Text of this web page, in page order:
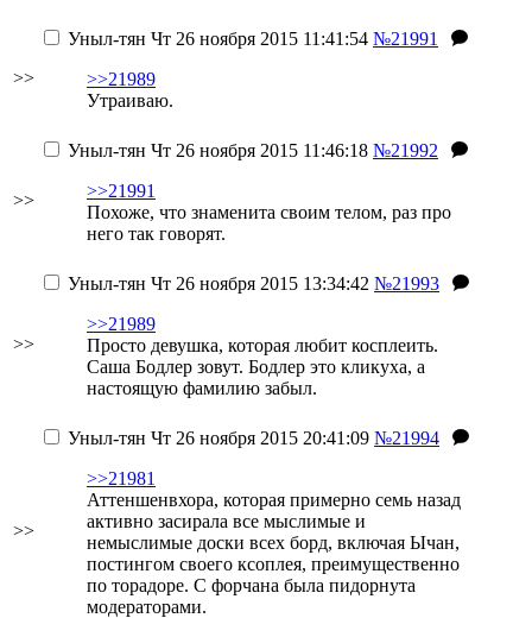
>>
Уныл-тян Чт 26 ноября 2015 11:41:54 №21991
>>21989
Утраиваю.
>>
Уныл-тян Чт 26 ноября 2015 11:46:18 №21992
>>21991
Похоже, что знаменита своим телом, раз про
него так говорят.
>>
Уныл-тян Чт 26 ноября 2015 13:34:42 №21993
>>21989
Просто девушка, которая любит косплеить.
Саша Бодлер зовут. Бодлер это кликуха, а
настоящую фамилию забыл.
>>
Уныл-тян Чт 26 ноября 2015 20:41:09 №21994
>>21981
Аттеншенвхора, которая примерно семь назад
активно засирала все мыслимые и
немыслимые доски всех борд, включая Ычан,
постингом своего ксоплея, преимущественно
по торадоре. С форчана была пидорнута
модераторами.